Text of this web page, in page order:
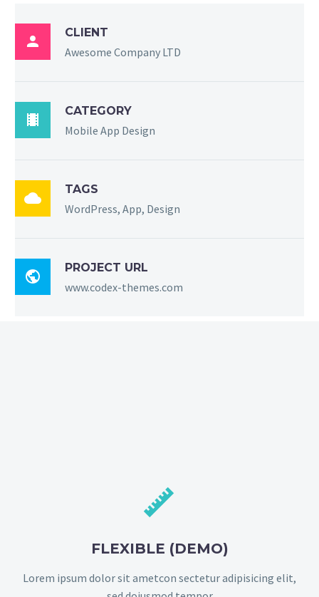

CLIENT
Awesome Company LTD

CATEGORY
Mobile App Design

TAGS
WordPress, App, Design

PROJECT URL
www.codex-themes.com


FLEXIBLE (DEMO)
Lorem ipsum dolor sit ametcon sectetur adipisicing elit,